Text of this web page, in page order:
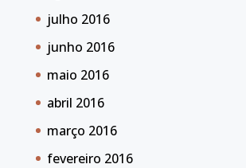
julho 2016
junho 2016
maio 2016
abril 2016
março 2016
fevereiro 2016